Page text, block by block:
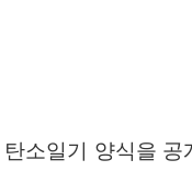
소일기 양식을 공